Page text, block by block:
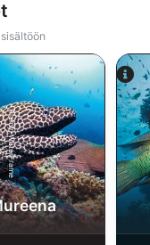
Alamy-WaterFrame